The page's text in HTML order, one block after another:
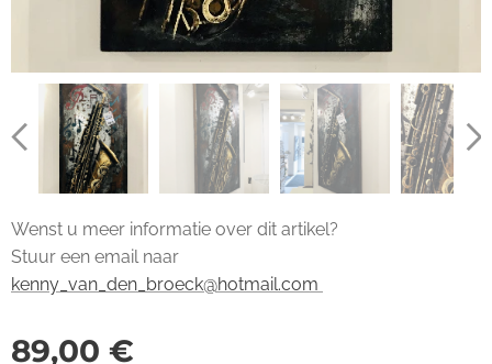
Wenst u meer informatie over dit artikel?
Stuur een email naar
kenny_van_den_broeck@hotmail.com
89,00 €